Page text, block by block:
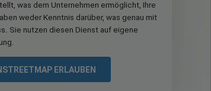
was dem Unternehmen ermöglicht, Ihre
weder Kenntnis darüber, was genau mit
Sie nutzen diesen Dienst auf eigene
ERLAUBEN